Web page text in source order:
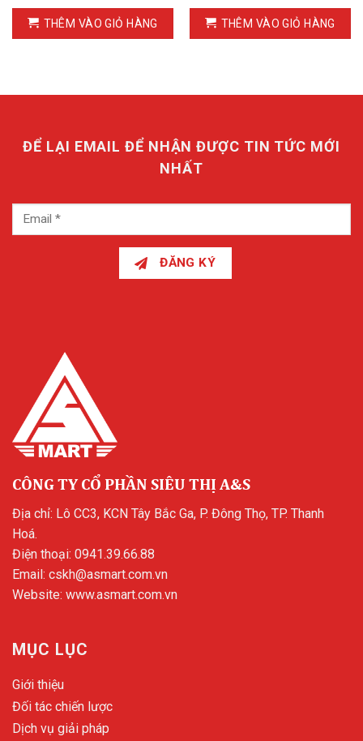
THÊM VÀO GIỎ HÀNG THÊM VÀO GIỎ HÀNG
ĐỂ LẠI EMAIL ĐỂ NHẬN ĐƯỢC TIN TỨC MỚI
NHẤT
ĐĂNG KÝ
CÔNG TY CỔ PHẦN SIÊU THỊ A&S
Địa chỉ: Lô CC3, KCN Tây Bắc Ga, P. Đông Thọ, TP. Thanh
Hoá.
Điện thoại: 0941.39.66.88
Email: cskh@asmart.com.vn
Website: www.asmart.com.vn
MỤC LỤC
Giới thiệu
Đối tác chiến lược
Dịch vụ giải pháp